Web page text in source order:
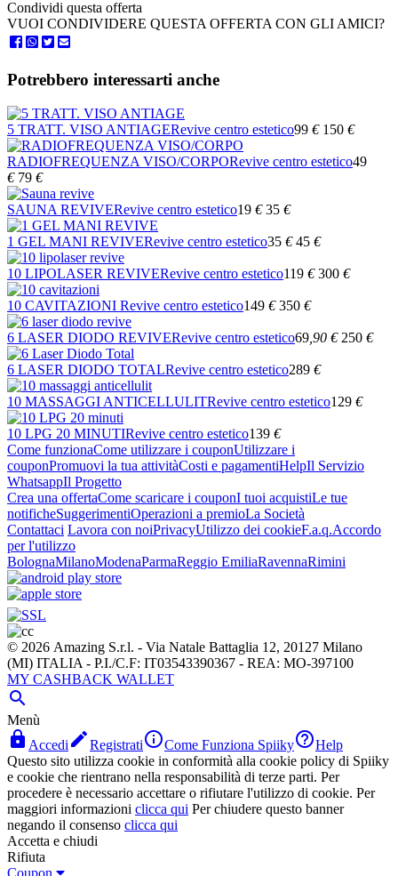
Condividi questa offerta
VUOI CONDIVIDERE QUESTA OFFERTA CON GLI AMICI?
Potrebbero interessarti anche
5 TRATT. VISO ANTIAGERevive centro estetico99 € 150 €
RADIOFREQUENZA VISO/CORPORevive centro estetico49
€ 79 €
SAUNA REVIVERevive centro estetico19 € 35 €
1 GEL MANI REVIVERevive centro estetico35 € 45 €
10 LIPOLASER REVIVERevive centro estetico119 € 300 €
10 CAVITAZIONI Revive centro estetico149 € 350 €
6 LASER DIODO REVIVERevive centro estetico69,90 € 250 €
6 LASER DIODO TOTALRevive centro estetico289 €
10 MASSAGGI ANTICELLULITRevive centro estetico129 €
10 LPG 20 MINUTIRevive centro estetico139 €
Come funzionaCome utilizzare i couponUtilizzare i
couponPromuovi la tua attivitàCosti e pagamentiHelpIl Servizio
WhatsappIl Progetto
Crea una offertaCome scaricare i couponI tuoi acquistiLe tue
notificheSuggerimentiOperazioni a premioLa Società
Contattaci Lavora con noiPrivacyUtilizzo dei cookieF.a.q.Accordo
per l'utilizzo
BolognaMilanoModenaParmaReggio EmiliaRavennaRimini
© 2026 Amazing S.r.l. - Via Natale Battaglia 12, 20127 Milano
(MI) ITALIA - P.I./C.F: IT03543390367 - REA: MO-397100
MY CASHBACK WALLET

Menù
 AccediRegistratiCome Funziona SpiikyHelp
Questo sito utilizza cookie in conformità alla cookie policy di Spiiky
e cookie che rientrano nella responsabilità di terze parti. Per
procedere è necessario accettare o rifiutare l'utilizzo di cookie. Per
maggiori informazioni clicca qui Per chiudere questo banner
negando il consenso clicca qui
Accetta e chiudi
Rifiuta